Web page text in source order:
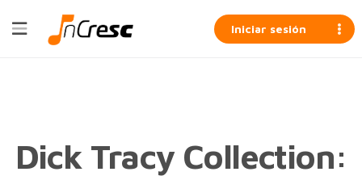
Iniciar sesión
Dick Tracy Collection: